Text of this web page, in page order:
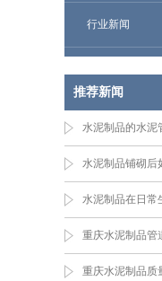
行业新闻
推荐新闻
水泥制品的水泥
水泥制品铺砌后
水泥制品在日常
重庆水泥制品管
重庆水泥制品质